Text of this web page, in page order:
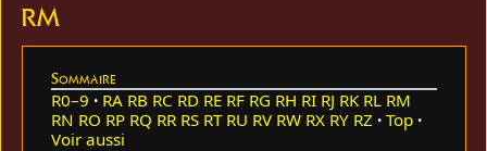
RM
Sommaire
R0–9 RA RB RC RD RE RF RG RH RI RJ RK RL RM
RN RO RP RQ RR RS RT RU RV RW RX RY RZ
Top
Voir aussi